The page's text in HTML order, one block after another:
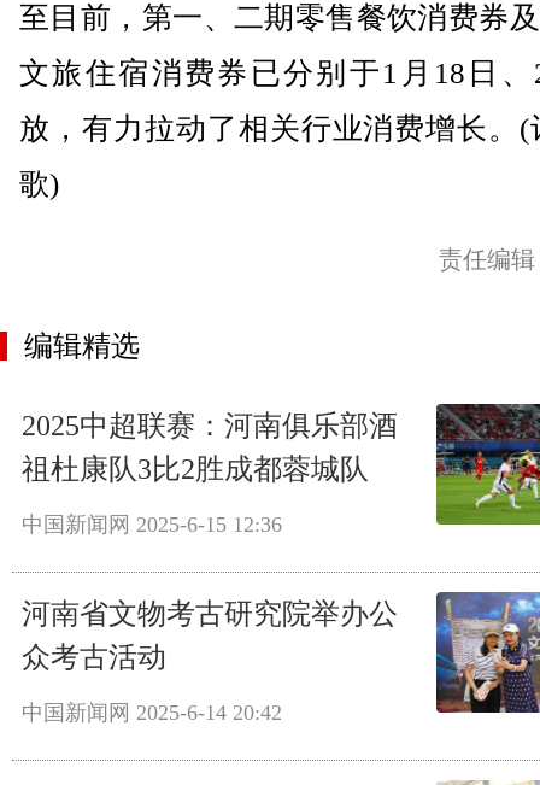
至目前，第一、二期零售餐饮消费券
文旅住宿消费券已分别于1月18日、
放，有力拉动了相关行业消费增长。(
歌)
责任编
编辑精选
2025中超联赛：河南俱乐部酒
祖杜康队3比2胜成都蓉城队
中国新闻网 2025-6-15 12:36
河南省文物考古研究院举办公
众考古活动
中国新闻网 2025-6-14 20:42